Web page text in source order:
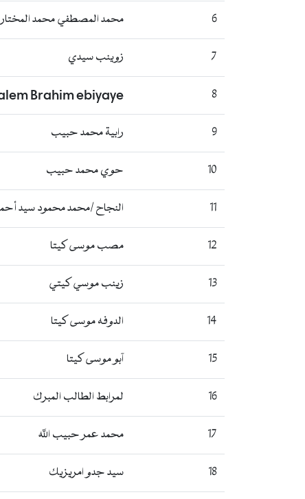
6 محمد المصطفي محمد المختار
7 زوينب سيدي
8
Brahim ebiyaye
9 رابية محمد حبيب
10 حوي محمد حبيب
11 النجاح /محمد محمود سيد
12 مصب موسى كيتا
13 زينب موسي كيتي
14 الدوفه موسى كيتا
15 آبو موسى كيتا
16 لمرابط الطالب المبرك
17 محمد عمر حبيب الله
18 سيد جدو امريزيك